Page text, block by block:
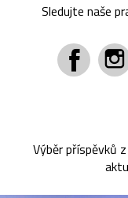
Sledujte naše
Výběr příspěvků